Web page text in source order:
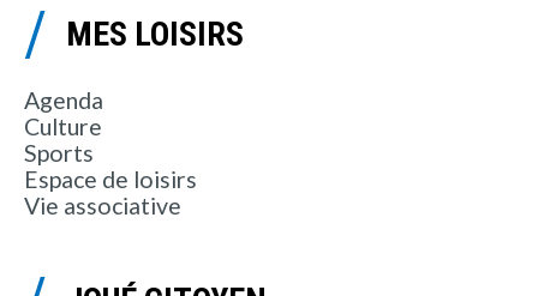
MES LOISIRS
Agenda
Culture
Sports
Espace de loisirs
Vie associative